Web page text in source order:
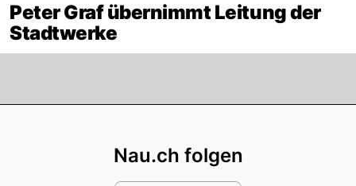
Peter Graf übernimmt Leitung der
Stadtwerke
Nau.ch folgen